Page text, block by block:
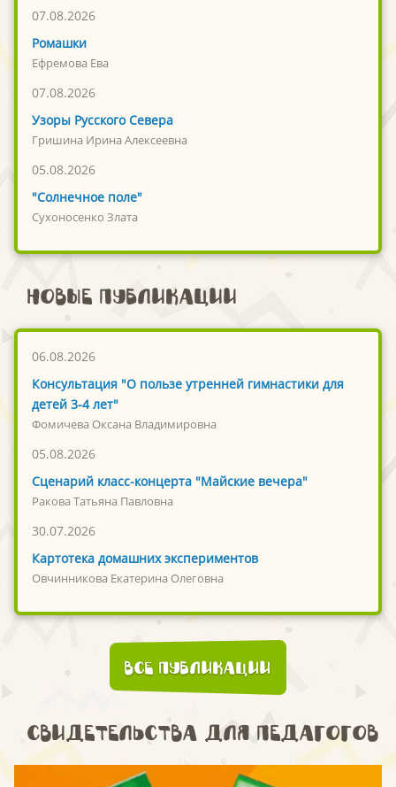
07.08.2026
Ромашки
Ефремова Ева
07.08.2026
Узоры Русского Севера
Гришина Ирина Алексеевна
05.08.2026
"Солнечное поле"
Сухоносенко Злата
Новые публикации
06.08.2026
Консультация "О пользе утренней гимнастики для
детей 3-4 лет"
Фомичева Оксана Владимировна
05.08.2026
Сценарий класс-концерта "Майские вечера"
Ракова Татьяна Павловна
30.07.2026
Картотека домашних экспериментов
Овчинникова Екатерина Олеговна
Все публикации
Свидетельства для педагогов